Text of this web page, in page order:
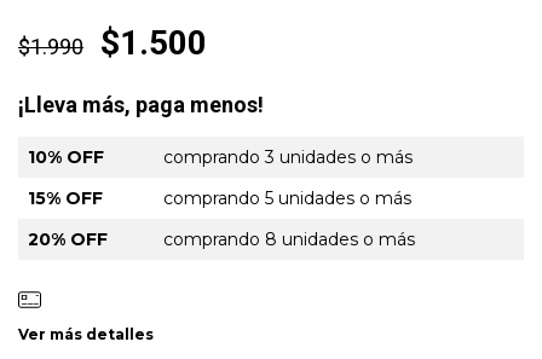
$1.990 $1.500
¡Lleva más, paga menos!
10% OFF
comprando 3 unidades o más
15% OFF
comprando 5 unidades o más
20% OFF
comprando 8 unidades o más
Ver más detalles